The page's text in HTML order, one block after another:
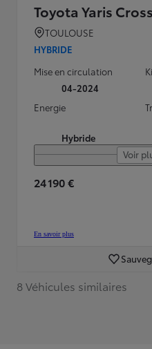
Toyota Yaris Cross
TOULOUSE
HYBRIDE
Mise en circulation
04-2024
Energie
Hybride
Voir
24 190 €
En savoir plus
8 Véhicules similaires